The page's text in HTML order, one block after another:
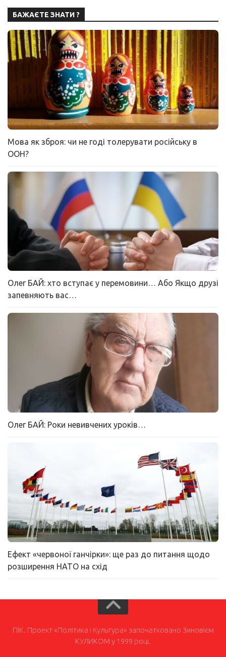
БАЖАЄТЕ ЗНАТИ ?
Мова як зброя: чи не годі толерувати російську в
ООН?
Олег БАЙ: хто вступає у перемовини… Або Якщо друзі
запевняють вас…
Олег БАЙ: Роки невивчених уроків…
Ефект «червоної ганчірки»: ще раз до питання щодо
розширення НАТО на схід
ПІК. Проект «Політика і Культура» започатковано Зиновієм
КУЛИКОМ у 1999 році.